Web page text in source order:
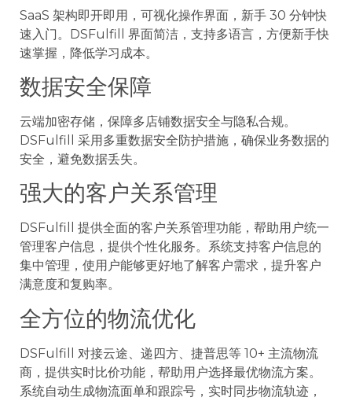
SaaS 架构即开即用，可视化操作界面，新手 30 分钟快
速入门。DSFulfill 界面简洁，支持多语言，方便新手快
速掌握，降低学习成本。
数据安全保障
云端加密存储，保障多店铺数据安全与隐私合规。
DSFulfill 采用多重数据安全防护措施，确保业务数据的
安全，避免数据丢失。
强大的客户关系管理
DSFulfill 提供全面的客户关系管理功能，帮助用户统一
管理客户信息，提供个性化服务。系统支持客户信息的
集中管理，使用户能够更好地了解客户需求，提升客户
满意度和复购率。
全方位的物流优化
DSFulfill 对接云途、递四方、捷普思等 10+ 主流物流
商，提供实时比价功能，帮助用户选择最优物流方案。
系统自动生成物流面单和跟踪号，实时同步物流轨迹，